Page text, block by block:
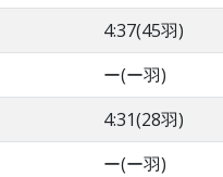
4:37(45羽)
ー(ー羽)
4:31(28羽)
ー(ー羽)